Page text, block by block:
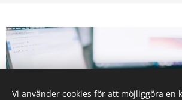
Vi använder cookies för att möjliggöra en